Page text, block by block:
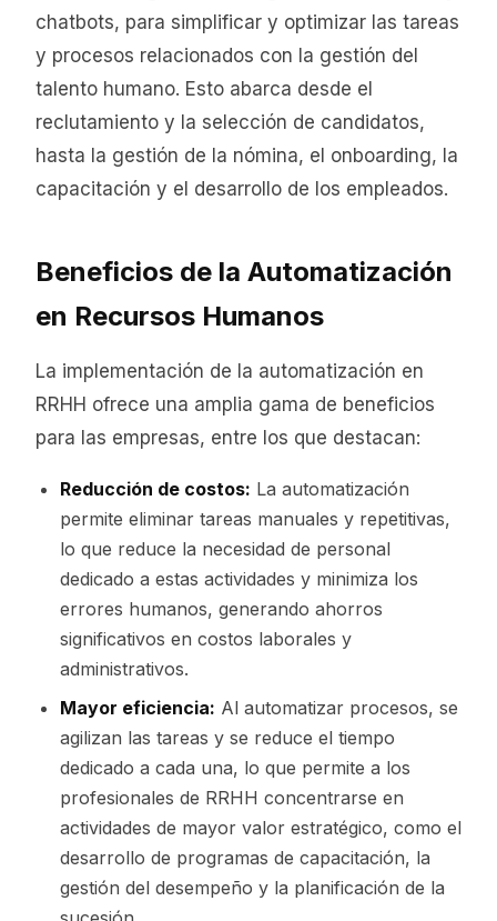
chatbots, para simplificar y optimizar las tareas
y procesos relacionados con la gestión del
talento humano. Esto abarca desde el
reclutamiento y la selección de candidatos,
hasta la gestión de la nómina, el onboarding, la
capacitación y el desarrollo de los empleados.
Beneficios de la Automatización
en Recursos Humanos
La implementación de la automatización en
RRHH ofrece una amplia gama de beneficios
para las empresas, entre los que destacan:
Reducción de costos: La automatización
permite eliminar tareas manuales y repetitivas,
lo que reduce la necesidad de personal
dedicado a estas actividades y minimiza los
errores humanos, generando ahorros
significativos en costos laborales y
administrativos.
Mayor eficiencia: Al automatizar procesos, se
agilizan las tareas y se reduce el tiempo
dedicado a cada una, lo que permite a los
profesionales de RRHH concentrarse en
actividades de mayor valor estratégico, como el
desarrollo de programas de capacitación, la
gestión del desempeño y la planificación de la